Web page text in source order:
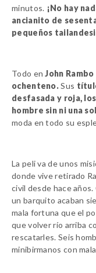
minutos. ¡No hay
ancianito de
pequeños
Todo enJohn
ochenteno.Sus
desfasada y roja,
hombre sin ni una
moda en todo su
La peli va de unos
donde vive retirado
civil desde hace años.
un barquito acaban
mala fortuna que el
que volver río arriba
rescatarles. Seis
minibirmanos con